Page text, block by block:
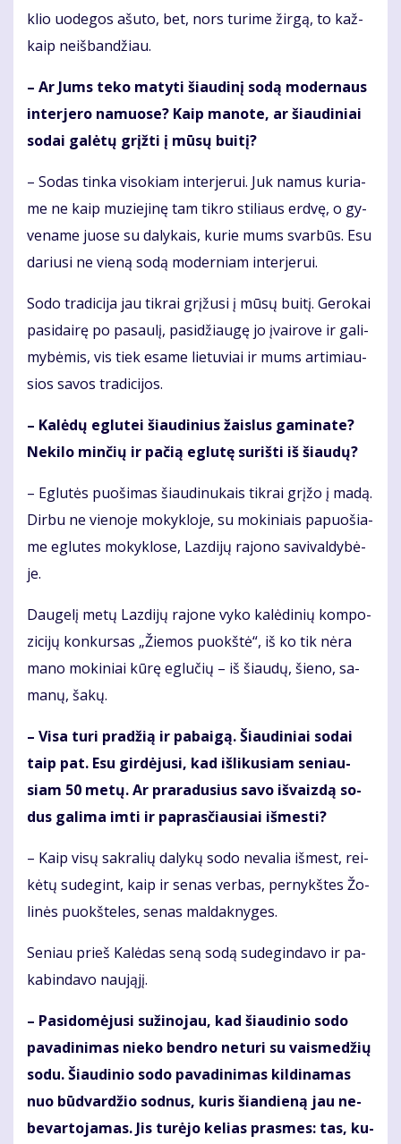
klio uo­de­gos ašu­to, bet, nors tu­ri­me žir­gą, to kaž­
kaip ne­iš­ban­džiau.
– Ar Jums te­ko ma­ty­ti šiau­di­nį so­dą mo­der­naus
in­ter­je­ro na­muo­se? Kaip ma­no­te, ar šiau­di­niai
so­dai ga­lė­tų grįž­ti į mū­sų bui­tį?
– So­das tin­ka vi­so­kiam in­ter­je­rui. Juk na­mus ku­ria­
me ne kaip mu­zie­ji­nę tam tik­ro sti­liaus erd­vę, o gy­
ve­na­me juo­se su da­ly­kais, ku­rie mums svar­būs. Esu
da­riu­si ne vie­ną so­dą mo­der­niam in­ter­je­rui.
So­do tra­di­ci­ja jau tik­rai grį­žu­si į mū­sų bui­tį. Ge­ro­kai
pa­si­dai­rę po pa­sau­lį, pa­si­džiau­gę jo įvai­ro­ve ir ga­li­
my­bė­mis, vis tiek esa­me lie­tu­viai ir mums ar­ti­miau­
sios sa­vos tra­di­ci­jos.
– Ka­lė­dų eg­lu­tei šiau­di­nius žais­lus ga­mi­na­te?
Ne­ki­lo min­čių ir pa­čią eg­lu­tę su­riš­ti iš šiau­dų?
– Eg­lu­tės puo­ši­mas šiau­di­nu­kais tik­rai grį­žo į ma­dą.
Dir­bu ne vie­no­je mo­kyk­lo­je, su mo­ki­niais pa­puo­šia­
me eg­lu­tes mo­kyk­lo­se, Laz­di­jų ra­jo­no sa­vi­val­dy­bė­
je.
Dau­ge­lį me­tų Laz­di­jų ra­jo­ne vy­ko ka­lė­di­nių kom­po­
zi­ci­jų kon­kur­sas „Žie­mos puokš­tė“, iš ko tik nė­ra
ma­no mo­ki­niai kū­rę eg­lu­čių – iš šiau­dų, šie­no, sa­
ma­nų, ša­kų.
– Vi­sa tu­ri pra­džią ir pa­bai­gą. Šiau­di­niai so­dai
taip pat. Esu gir­dė­ju­si, kad iš­li­ku­siam se­niau­
siam 50 me­tų. Ar pra­ra­du­sius sa­vo iš­vaiz­dą so­
dus ga­li­ma im­ti ir pa­pras­čiau­siai iš­mes­ti?
– Kaip vi­sų sak­ra­lių da­ly­kų so­do ne­va­lia iš­mest, rei­
kė­tų su­de­gint, kaip ir se­nas ver­bas, per­nykš­tes Žo­
li­nės puokš­te­les, se­nas mal­dak­ny­ges.
Se­niau prieš Ka­lė­das se­ną so­dą su­de­gin­da­vo ir pa­
ka­bin­da­vo nau­ją­jį.
– Pa­si­do­mė­ju­si su­ži­no­jau, kad šiau­di­nio so­do
pa­va­di­ni­mas nie­ko ben­dro ne­tu­ri su vais­me­džių
so­du. Šiau­di­nio so­do pa­va­di­ni­mas kil­di­na­mas
nuo būd­var­džio sod­nus, ku­ris šian­die­ną jau ne­
be­var­to­ja­mas. Jis tu­rė­jo ke­lias pras­mes: tas, ku­